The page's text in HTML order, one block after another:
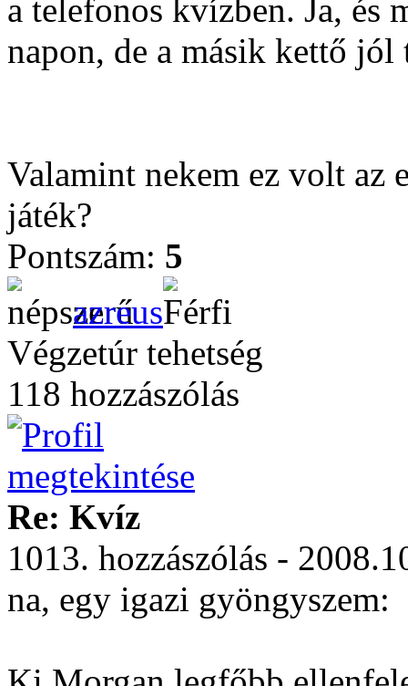
a telefonos kvízben. Ja, és
napon, de a másik kettő jól
Valamint nekem ez volt az
játék?
Pontszám: 5
azreus
Végzetúr tehetség
118 hozzászólás
Re: Kvíz
1013. hozzászólás -
na, egy igazi gyöngyszem: